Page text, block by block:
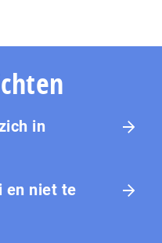
in
en niet te